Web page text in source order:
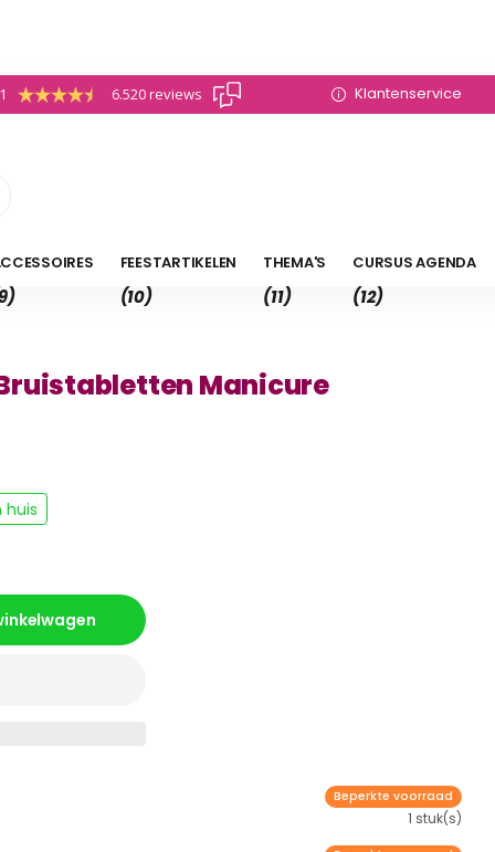
6.520 reviews Klantenservice
FEESTARTIKELEN
(10)
THEMA'S
(11)
CURSUS AGENDA
(12)
Manicure
huis
Beperkte voorraad
1 stuk(s)